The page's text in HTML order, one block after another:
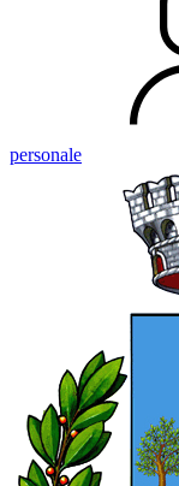
personale